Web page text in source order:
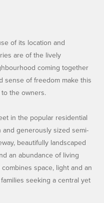
of its location and
are of the lively
coming together
sense of freedom make this
to the owners.
in the popular residential
generously sized semi-
beautifully landscaped
an abundance of living
space, light and an
seeking a central yet